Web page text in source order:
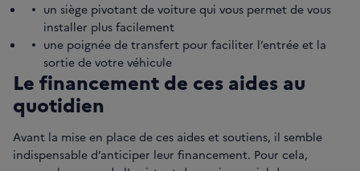
un siège pivotant de voiture qui vous permet de vous
installer plus facilement
une poignée de transfert pour faciliter l’entrée et la
sortie de votre véhicule
Le financement de ces aides au
quotidien
Avant la mise en place de ces aides et soutiens, il semble
indispensable d’anticiper leur financement. Pour cela,